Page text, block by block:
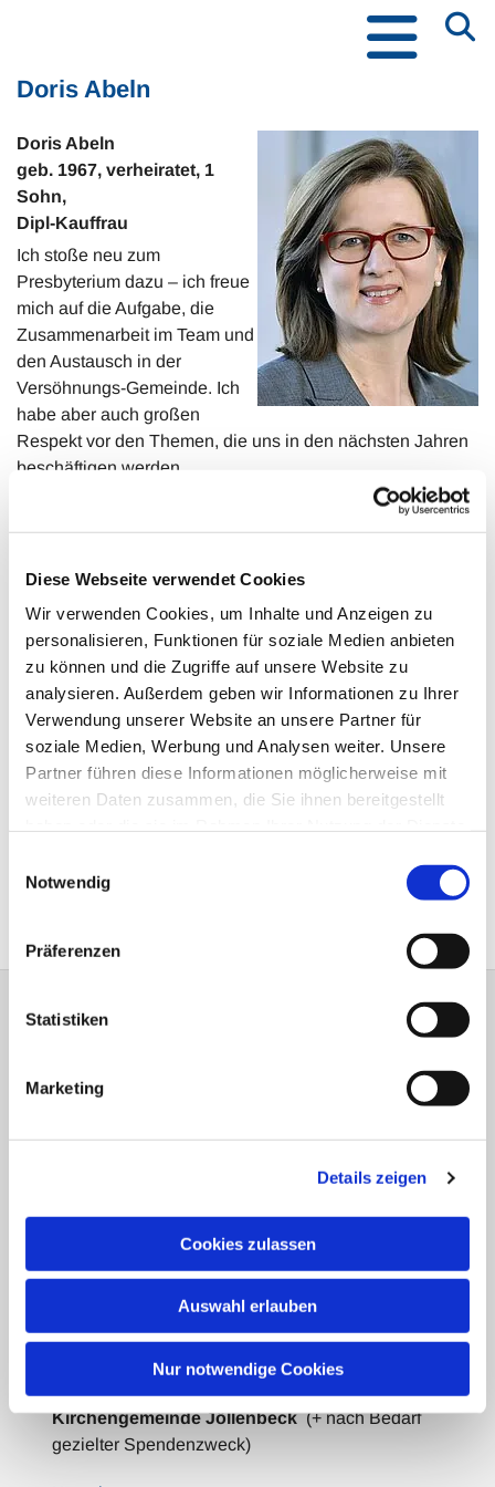
Diese Webseite verwendet Cookies
Wir verwenden Cookies, um Inhalte und Anzeigen zu
personalisieren, Funktionen für soziale Medien anbieten
zu können und die Zugriffe auf unsere Website zu
analysieren. Außerdem geben wir Informationen zu Ihrer
Verwendung unserer Website an unsere Partner für
soziale Medien, Werbung und Analysen weiter. Unsere
Partner führen diese Informationen möglicherweise mit
weiteren Daten zusammen, die Sie ihnen bereitgestellt
Notwendig
Präferenzen
Statistiken
Marketing
Details zeigen
Cookies zulassen
Auswahl erlauben
Nur notwendige Cookies
Doris Abeln
Doris Abeln
geb. 1967, verheiratet, 1
Sohn,
Dipl-Kauffrau
Ich stoße neu zum
Presbyterium dazu – ich freue
mich auf die Aufgabe, die
Zusammenarbeit im Team und
den Austausch in der
Versöhnungs-Gemeinde. Ich
habe aber auch großen
Respekt vor den Themen, die uns in den nächsten Jahren
beschäftigen werden.
Kirche ist für mich – auch über Konfessionsgrenzen
und ist den Anliegen der Menschen nahe, die hier leben.
So kann eine „lokale“ Kirche bei den vielfältigen
Veränderungen in unserem Umfeld und Leben Begleitung
und Orientierungshilfe anbieten.
Da sich unsere Gemeinde in den nächsten Jahren
zusätzlich vielfältigen finanziellen Herausforderungen
stellen muss, möchte ich mich gern im Finanzausschuss
engagieren.
Kontakt vorerst überBI-KG-
Versoehnung.Oeffentlichkeitsarbeit@kirche-bielefeld.de
Evangelisch-Lutherische Versöhnungs-
Theesener Straße 33 33739 Bielefeld
Tel.: 05206 / 92 78 034
bi-kg-versoehnung@kirche-bielefeld.de
Empfänger:Evangelischer Kirchenkreis
IBAN: DE42 3506 0190 2006 6990 68
BIC: GENODED1DKD
Verwendungszweck: Versöhnungs-
Kirchengemeinde Jöllenbeck(+ nach Bedarf
gezielter Spendenzweck)